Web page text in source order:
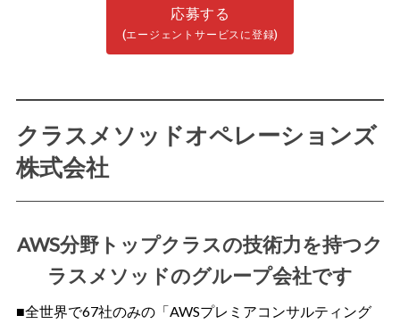
応募する
(エージェントサービスに登録)
クラスメソッドオペレーションズ
株式会社
AWS分野トップクラスの技術力を持つク
ラスメソッドのグループ会社です
■全世界で67社のみの「AWSプレミアコンサルティング